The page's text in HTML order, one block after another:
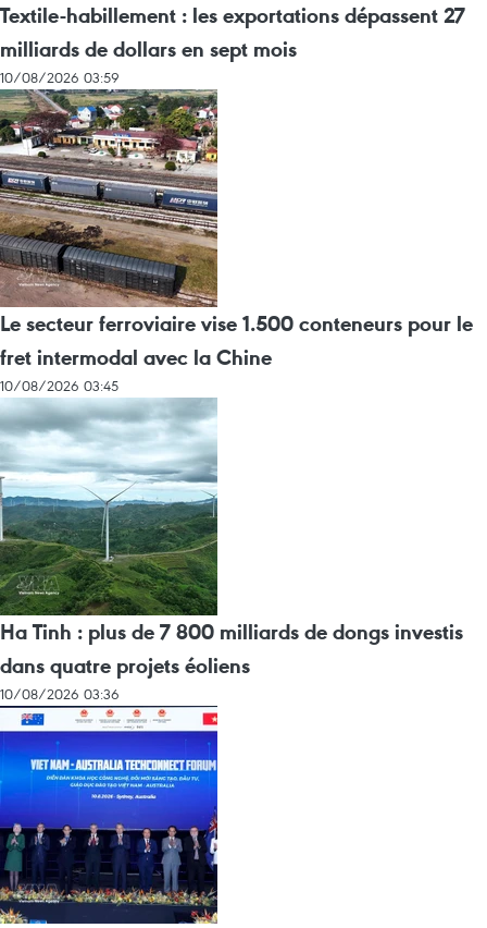
Textile-habillement : les exportations dépassent 27
milliards de dollars en sept mois
10/08/2026 03:59
Le secteur ferroviaire vise 1.500 conteneurs pour le
fret intermodal avec la Chine
10/08/2026 03:45
Ha Tinh : plus de 7 800 milliards de dongs investis
dans quatre projets éoliens
10/08/2026 03:36